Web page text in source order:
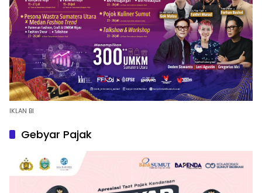
IKLAN BI
Gebyar Pajak